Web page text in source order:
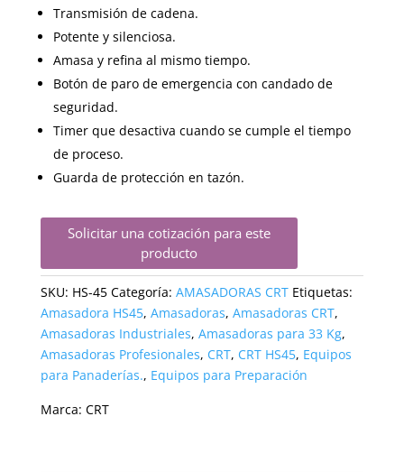
Transmisión de cadena.
Potente y silenciosa.
Amasa y refina al mismo tiempo.
Botón de paro de emergencia con candado de
seguridad.
Timer que desactiva cuando se cumple el tiempo
de proceso.
Guarda de protección en tazón.
Solicitar una cotización para este
producto
SKU: HS-45 Categoría: AMASADORAS CRT Etiquetas:
Amasadora HS45, Amasadoras, Amasadoras CRT,
Amasadoras Industriales, Amasadoras para 33 Kg,
Amasadoras Profesionales, CRT, CRT HS45, Equipos
para Panaderías., Equipos para Preparación
Marca: CRT